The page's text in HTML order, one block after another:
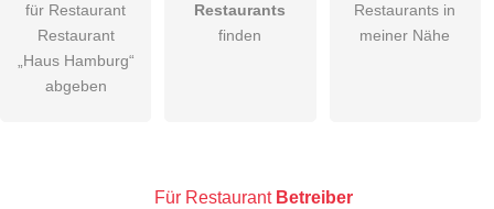
Die Datenschutzerklärunghabe ich zur Kenntnis genommen.
öffentliche Frage stellen
Restaurant-Eintrag zu stellen.
für Restaurant
Restaurant
„Haus Hamburg“
abgeben
Restaurants
finden
Restaurants in
meiner Nähe
Für Restaurant Betreiber